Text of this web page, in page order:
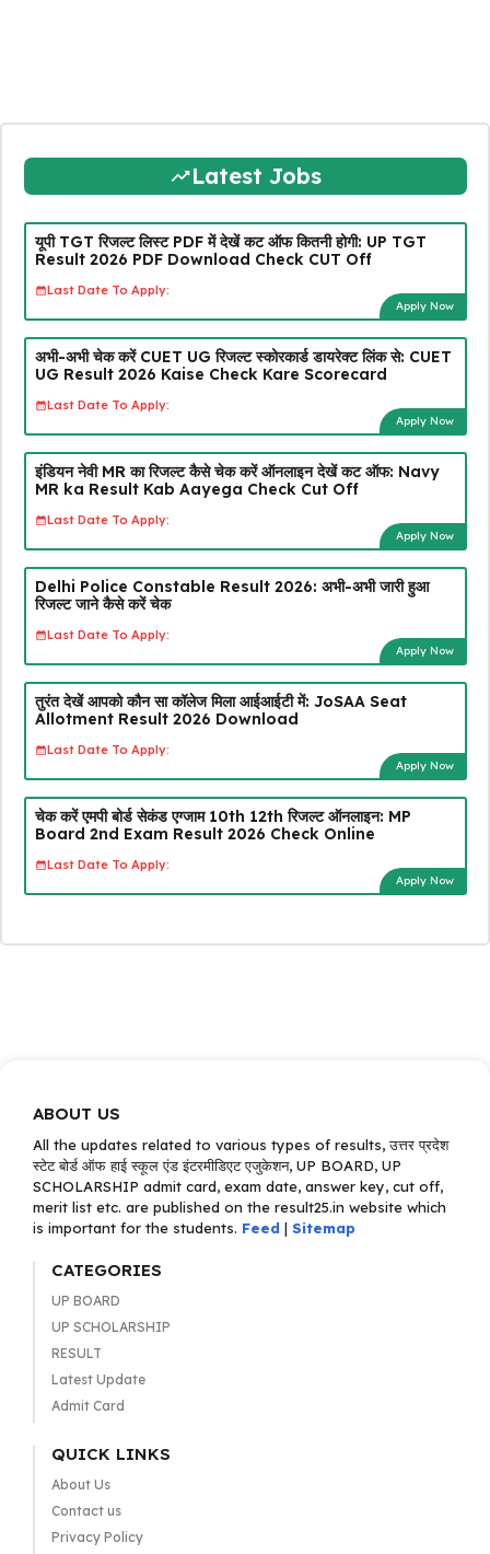
Latest Jobs
यूपी TGT रिजल्ट लिस्ट PDF में देखें कट ऑफ कितनी होगी: UP TGT
Result 2026 PDF Download Check CUT Off
Last Date To Apply:
Apply Now
अभी-अभी चेक करें CUET UG रिजल्ट स्कोरकार्ड डायरेक्ट लिंक से: CUET
UG Result 2026 Kaise Check Kare Scorecard
Last Date To Apply:
Apply Now
इंडियन नेवी MR का रिजल्ट कैसे चेक करें ऑनलाइन देखें कट ऑफ: Navy
MR ka Result Kab Aayega Check Cut Off
Last Date To Apply:
Apply Now
Delhi Police Constable Result 2026: अभी-अभी जारी हुआ
रिजल्ट जाने कैसे करें चेक
Last Date To Apply:
Apply Now
तुरंत देखें आपको कौन सा कॉलेज मिला आईआईटी में: JoSAA Seat
Allotment Result 2026 Download
Last Date To Apply:
Apply Now
चेक करें एमपी बोर्ड सेकंड एग्जाम 10th 12th रिजल्ट ऑनलाइन: MP
Board 2nd Exam Result 2026 Check Online
Last Date To Apply:
Apply Now
ABOUT US
All the updates related to various types of results, उत्तर प्रदेश
स्टेट बोर्ड ऑफ हाई स्कूल एंड इंटरमीडिएट एजुकेशन, UP BOARD, UP
SCHOLARSHIP admit card, exam date, answer key, cut off,
merit list etc. are published on the result25.in website which
is important for the students. Feed | Sitemap
CATEGORIES
UP BOARD
UP SCHOLARSHIP
RESULT
Latest Update
Admit Card
QUICK LINKS
About Us
Contact us
Privacy Policy